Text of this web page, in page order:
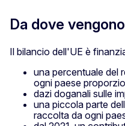
Da dove
Il bilancio dell'UE è
una percentuale del
ogni paese
dazi doganali sulle
una piccola parte
raccolta da ogni